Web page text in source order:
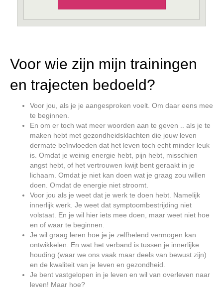
Voor wie zijn mijn trainingen
en trajecten bedoeld?
Voor jou, als je je aangesproken voelt. Om daar eens mee
te beginnen.
En om er toch wat meer woorden aan te geven .. als je te
maken hebt met gezondheidsklachten die jouw leven
dermate beïnvloeden dat het leven toch echt minder leuk
is. Omdat je weinig energie hebt, pijn hebt, misschien
angst hebt, of het vertrouwen kwijt bent geraakt in je
lichaam. Omdat je niet kan doen wat je graag zou willen
doen. Omdat de energie niet stroomt.
Voor jou als je weet dat je werk te doen hebt. Namelijk
innerlijk werk. Je weet dat symptoombestrijding niet
volstaat. En je wil hier iets mee doen, maar weet niet hoe
en of waar te beginnen.
Je wil graag leren hoe je je zelfhelend vermogen kan
ontwikkelen. En wat het verband is tussen je innerlijke
houding (waar we ons vaak maar deels van bewust zijn)
en de kwaliteit van je leven en gezondheid.
Je bent vastgelopen in je leven en wil van overleven naar
leven! Maar hoe?